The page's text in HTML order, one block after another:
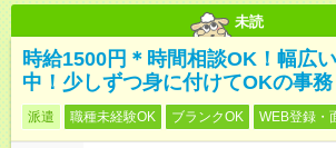
未読
時給1500円＊時間相談OK！幅広
中！少しずつ身に付けてOKの事務
派遣 職種未経験OK ブランクOK WEB登録・